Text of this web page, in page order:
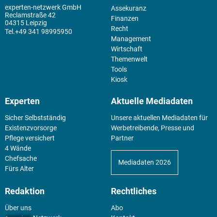
experten-netzwerk GmbH
Reclamstraße 42
04315 Leipzig
+49 341 98995950
Assekuranz
Finanzen
Recht
Management
Wirtschaft
Themenwelt
Tools
Kiosk
Experten
Sicher Selbstständig
Existenz­vorsorge
Pflege versichert
4 Wände
Chefsache
Fürs Alter
Aktuelle Mediadaten
Unsere aktuellen Mediadaten für
Werbetreibende, Presse und
Partner
Mediadaten 2026
Redaktion
Über uns
Rechtliches
Abo